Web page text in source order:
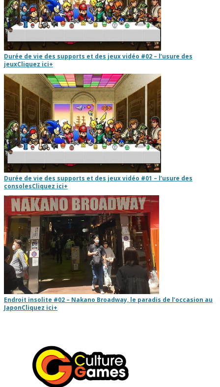
Durée de vie des supports et des jeux vidéo #02 – l’usure des
jeuxCliquez ici+
Durée de vie des supports et des jeux vidéo #01 – l’usure des
consolesCliquez ici+
Endroit insolite #02 – Nakano Broadway, le paradis de l’occasion au
JaponCliquez ici+